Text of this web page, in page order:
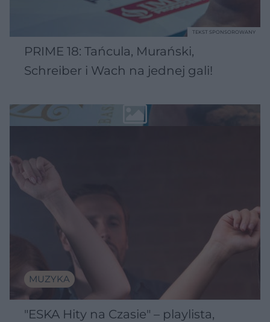
PRIME 18: Tańcula, Murański,
Schreiber i Wach na jednej gali!
TEKST SPONSOROWANY
MUZYKA
"ESKA Hity na Czasie" – playlista,